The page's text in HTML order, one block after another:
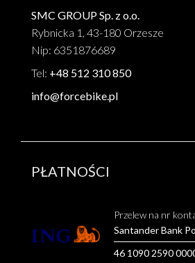
SMC GROUP Sp. z o.o.
Rybnicka 1, 43-180 Orzesze
Nip: 6351876689
Tel: +48 512 310 850
info@forcebike.pl
PŁATNOŚCI
Przelew na nr
Santander Bank
46 1090 2590